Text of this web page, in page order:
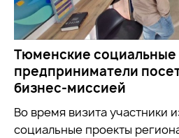
Тюменские социальные
предприниматели
бизнес-миссией
Во время визита участники
социальные проекты